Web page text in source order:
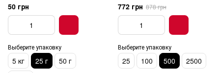
50 грн
Выберите упаковку
5 кг 25 г
50 г
772 грн 878 грн
Выберите упаковку
25 100 500 2500